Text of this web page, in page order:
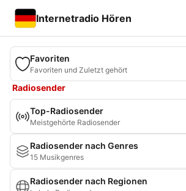
Internetradio Hören
Favoriten
Favoriten und Zuletzt gehört
Radiosender
Top-Radiosender
Meistgehörte Radiosender
Radiosender nach Genres
15 Musikgenres
Radiosender nach Regionen